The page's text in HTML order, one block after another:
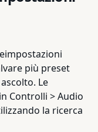
più preset
Le
Controlli > Audio
la ricerca